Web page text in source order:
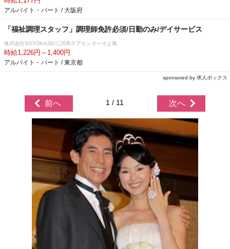
アルバイト・パート / 大阪府
「福祉調理スタッフ」調理師免許必須/日勤のみ/デイサービス
株式会社SOYOKAZE/三河島ケアセンターそよ風
時給1,226円～1,400円
アルバイト・パート / 東京都
sponsored by 求人ボックス
前へ 1 / 11 次へ